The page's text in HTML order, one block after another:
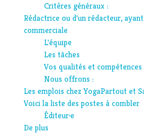
Critères généraux :
Rédactrice ou d'un rédacteur,
commerciale
L'équipe
Les tâches
Vos qualités et compétences
Nous offrons :
Les emplois chez YogaPartout et
Voici la liste des postes à combler
Éditeur·e
De plus